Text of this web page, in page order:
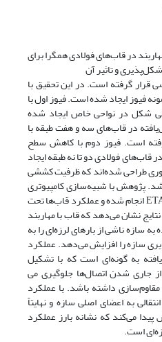
در قابهای فولادی همگرا برای
شکلپذیری و تاثیر آن
قرار گرفتهاست. در این تحقیق با
فیوز ایجاد شده است. فیوز اول با
شکل در نواحی خاص ایجاد شده
یافته در قابهای سه و هفت طبقه با
است. فیوز دوم با کاهش سطح
قابهای فولادی دو تا نه طبقه ایجاد
طراحی شدهاند که ظرفیت کششی
پژوهش با شبیه‌سازی کامپیوتری
انجام شده و عملکرد قاب‌ها تحت
نشان می‌دهد که قاب با مهاربند
به سازه ناشی از بارهای لرزهای را به
سازه را افزایش می‌دهد. عملکرد
یافته به گونهای است که با تشکیل
جاری شدن اتصال‌ها جلوگیری می
سازی داشته باشد. با عملکرد
به اعضای اصلی سازه و نهایتاً
پیدا میکند که نشانه بارز عملکرد
ای است.